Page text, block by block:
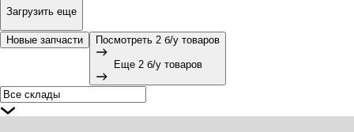
Загрузить еще
Новые запчасти Посмотреть 2 б/у товаров
Еще 2 б/у товаров